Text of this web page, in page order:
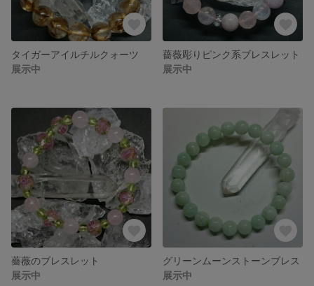
タイガーアイルチルクォーツ
展示中
薔薇彫りピンク系ブレスレット
展示中
薔薇のブレスレット
展示中
グリーンムーンストーンブレス
展示中